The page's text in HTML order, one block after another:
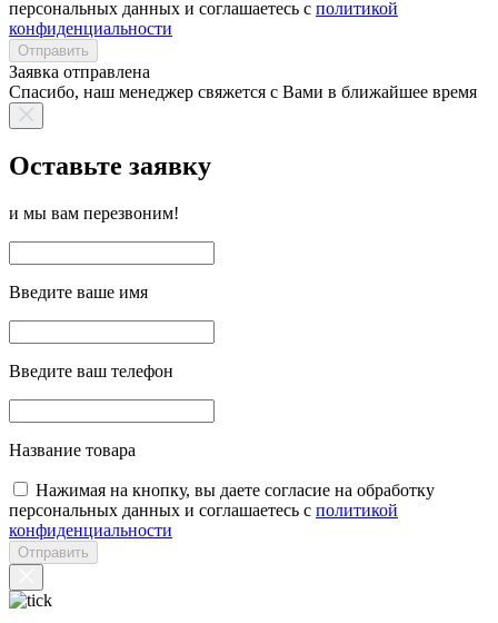
персональных данных и соглашаетесь с политикой
конфиденциальности
Отправить
Заявка отправлена
Спасибо, наш менеджер свяжется с Вами в ближайшее время
Оставьте заявку
и мы вам перезвоним!
Введите ваше имя
Введите ваш телефон
Название товара
Нажимая на кнопку, вы даете согласие на обработку
персональных данных и соглашаетесь с политикой
конфиденциальности
Отправить